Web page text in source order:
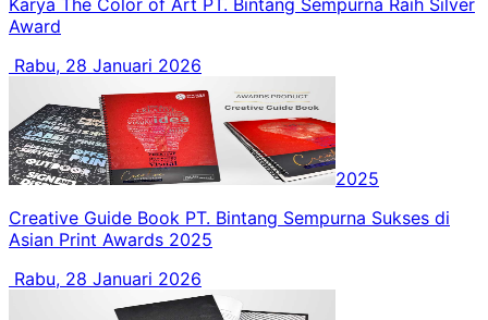
Karya The Color of Art PT. Bintang Sempurna Raih Silver
Award
Rabu, 28 Januari 2026
2025
Creative Guide Book PT. Bintang Sempurna Sukses di
Asian Print Awards 2025
Rabu, 28 Januari 2026